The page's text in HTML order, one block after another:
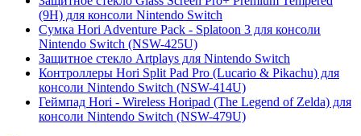
(9H) для консоли Nintendo Switch
Сумка Hori Adventure Pack - Splatoon 3 для консоли
Nintendo Switch (NSW-425U)
Защитное стекло Artplays для Nintendo Switch
Контроллеры Hori Split Pad Pro (Lucario & Pikachu) для
консоли Nintendo Switch (NSW-414U)
Геймпад Hori - Wireless Horipad (The Legend of Zelda) для
консоли Nintendo Switch (NSW-479U)